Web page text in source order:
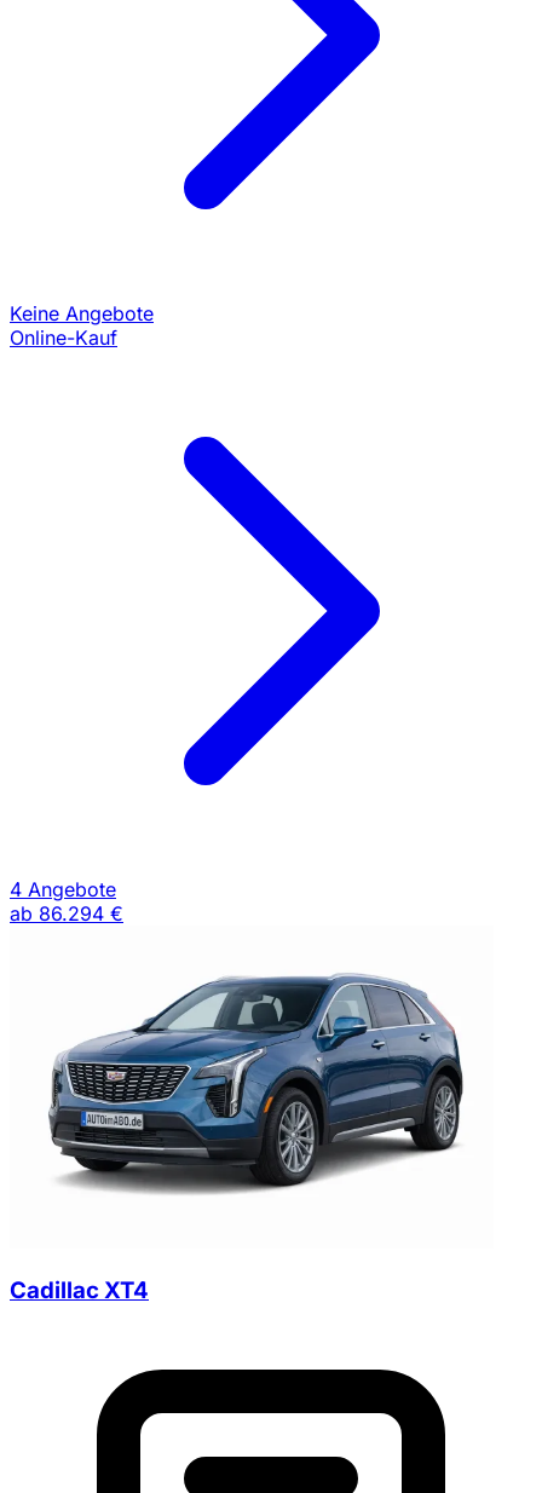
Keine Angebote
Online-Kauf
4 Angebote
ab 86.294 €
Cadillac XT4